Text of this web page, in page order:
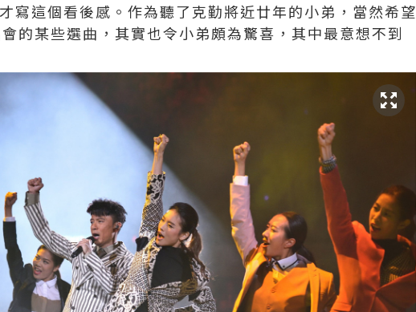
寫這個看後感。作為聽了克勤將近廿年的小弟，當然希望
的某些選曲，其實也令小弟頗為驚喜，其中最意想不到